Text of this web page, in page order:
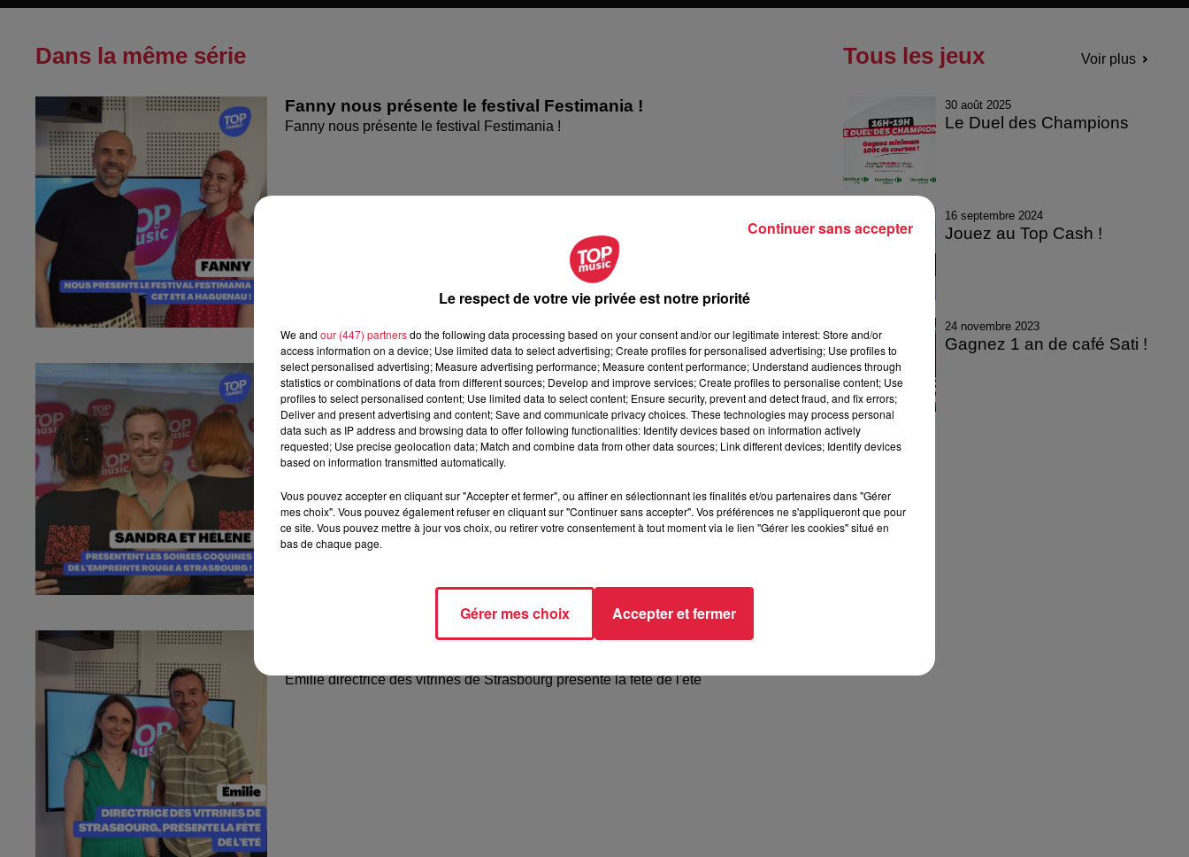
Dans la même série
Fanny nous présente le festival Festimania !
Fanny nous présente le festival Festimania !
Sandra et Estelle présentent les soirées coquines de
l'Empreinte...
Sandra et Estelle présentent les soirées coquines de l'Empreinte Rouge à
Strasbourg !
Émilie directrice des vitrines de Strasbourg présente la fête de
Émilie directrice des vitrines de Strasbourg présente la fête de l'été
Tous les jeux Voir plus
30 août 2025
Le Duel des Champions
16 septembre 2024
Jouez au Top Cash !
24 novembre 2023
Gagnez 1 an de café Sati !
Le respect de votre vie privée est notre priorité
We and our (447) partnersdo the following data processing based on your consent and/or our legitimate interest: Store and/or
access information on a device; Use limited data to select advertising; Create profiles for personalised advertising; Use profiles to
select personalised advertising; Measure advertising performance; Measure content performance; Understand audiences through
statistics or combinations of data from different sources; Develop and improve services; Create profiles to personalise content; Use
profiles to select personalised content; Use limited data to select content; Ensure security, prevent and detect fraud, and fix errors;
Deliver and present advertising and content; Save and communicate privacy choices. These technologies may process personal
data such as IP address and browsing data to offer following functionalities: Identify devices based on information actively
requested; Use precise geolocation data; Match and combine data from other data sources; Link different devices; Identify devices
based on information transmitted automatically.
Vous pouvez accepter en cliquant sur "Accepter et fermer", ou affiner en sélectionnant les finalités et/ou partenaires dans "Gérer
mes choix". Vous pouvez également refuser en cliquant sur "Continuer sans accepter". Vos préférences ne s'appliqueront que pour
ce site. Vous pouvez mettre à jour vos choix, ou retirer votre consentement à tout moment via le lien "Gérer les cookies" situé en
bas de chaque page.
Gérer mes choix Accepter et fermer
Continuer sans accepter